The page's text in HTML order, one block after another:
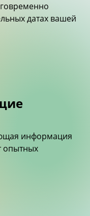
датах вашей
информация
опытных